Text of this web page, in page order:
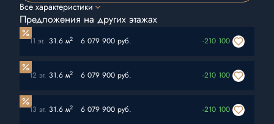
Все характеристики
Предложения на других этажах
11 эт. 31.6 м2 6 079 900 руб. -210 100
12 эт. 31.6 м2 6 079 900 руб. -210 100
13 эт. 31.6 м2 6 079 900 руб. -210 100